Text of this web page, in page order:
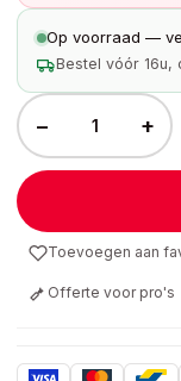
Op voorraad —
Bestel vóór 16u,
− +
Toevoegen aan
Offerte voor pro's